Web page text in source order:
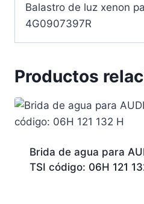
Balastro de luz xenon
4G0907397R
Productos
Brida de agua para
TSI código: 06H 121